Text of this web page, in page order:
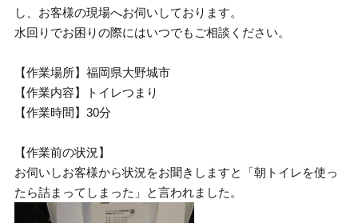
し、お客様の現場へお伺いしております。
水回りでお困りの際にはいつでもご相談ください。
【作業場所】福岡県大野城市
【作業内容】トイレつまり
【作業時間】30分
【作業前の状況】
お伺いしお客様から状況をお聞きしますと「朝トイレを使っ
たら詰まってしまった」と言われました。